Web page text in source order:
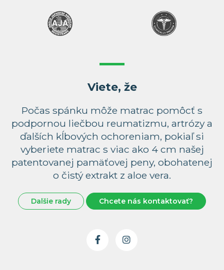
Viete, že
Počas spánku môže matrac pomôcť s
podpornou liečbou reumatizmu, artrózy a
ďalších kĺbových ochoreniam, pokiaľ si
vyberiete matrac s viac ako 4 cm našej
patentovanej pamäťovej peny, obohatenej
o čistý extrakt z aloe vera.
Dalšie rady Chcete nás kontaktovať?